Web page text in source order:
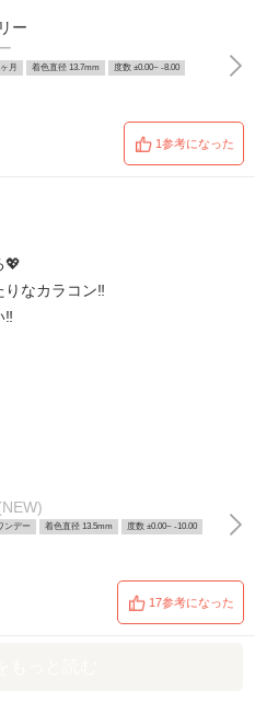
ー
月 着色直径 13.7mm 度数 ±0.00~ -8.00
1参考になった
💖
なカラコン‼️
‼️
ンデー 着色直径 13.5mm 度数 ±0.00~ -10.00
17参考になった